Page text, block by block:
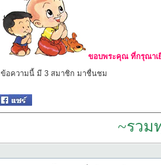
ขอบพระคุณ ที่กรุณาเ
ข้อความนี้ มี 3 สมาชิก มาชื่นชม
~รวม